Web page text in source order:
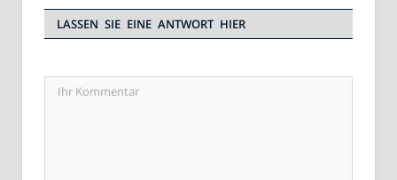
LASSEN SIE EINE ANTWORT HIER